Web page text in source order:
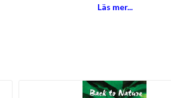
Läs mer...